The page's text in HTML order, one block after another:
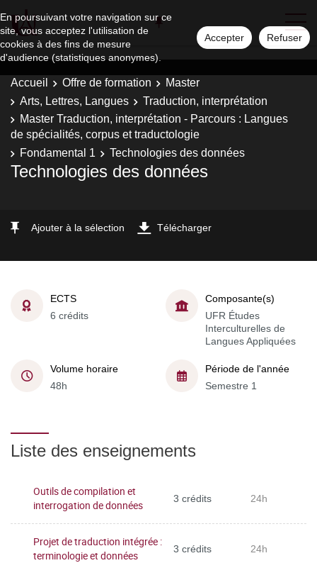
En poursuivant votre navigation sur ce
site, vous acceptez l'utilisation de
cookies à des fins de mesure
d'audience (statistiques anonymes).
Accepter Refuser
Accueil Offre de formation
Master
Arts, Lettres, Langues
Traduction, interprétation
Master Traduction, interprétation - Parcours : Langues
de spécialités, corpus et traductologie
Fondamental 1
Technologies des données
Technologies des données
Ajouter à la sélection Télécharger
ECTS
6 crédits
Composante(s)
UFR Études
Interculturelles de
Langues Appliquées
Volume horaire
48h
Période de l'année
Semestre 1
Liste des enseignements
Outils de compilation et
interrogation de données
3 crédits 24h
Projet de traduction intégrée :
terminologie et données
3 crédits 24h